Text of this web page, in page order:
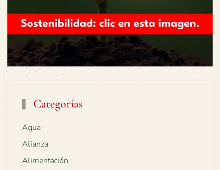
Categorías
Agua
Alianza
Alimentación